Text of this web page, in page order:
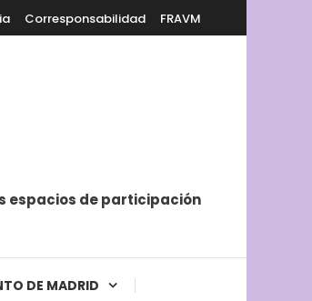
Corresponsabilidad FRAVM
espacios de participación
DE MADRID